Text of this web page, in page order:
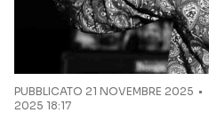
PUBBLICATO 21 NOVEMBRE 2025
2025 18:17